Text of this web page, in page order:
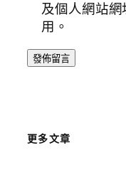
及個人網站
用。
更多文章